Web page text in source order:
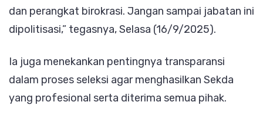
dan perangkat birokrasi. Jangan sampai jabatan ini
dipolitisasi,” tegasnya, Selasa (16/9/2025).
Ia juga menekankan pentingnya transparansi
dalam proses seleksi agar menghasilkan Sekda
yang profesional serta diterima semua pihak.